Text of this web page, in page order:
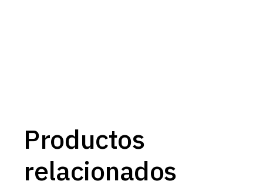
Productos
relacionados